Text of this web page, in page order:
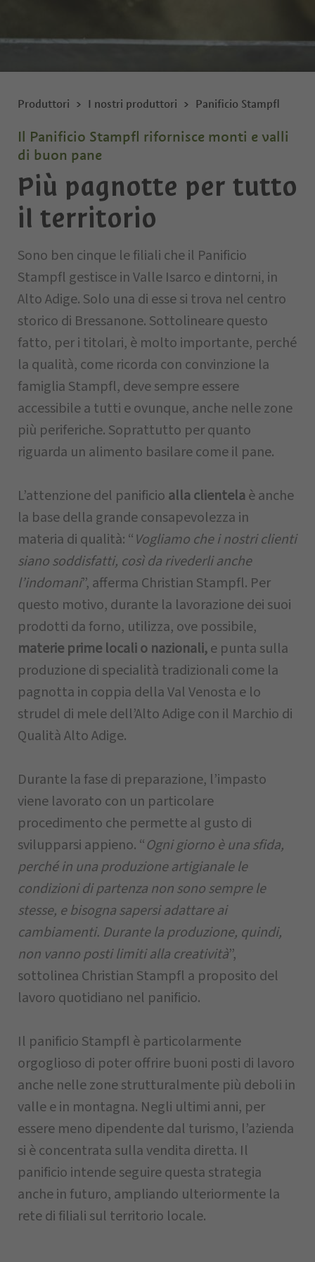
Produttori I nostri produttori Panificio Stampfl
Il Panificio Stampfl rifornisce monti e valli
di buon pane
Più pagnotte per tutto
il territorio
Sono ben cinque le filiali che il Panificio
Stampfl gestisce in Valle Isarco e dintorni, in
Alto Adige. Solo una di esse si trova nel centro
storico di Bressanone. Sottolineare questo
fatto, per i titolari, è molto importante, perché
la qualità, come ricorda con convinzione la
famiglia Stampfl, deve sempre essere
accessibile a tutti e ovunque, anche nelle zone
più periferiche. Soprattutto per quanto
riguarda un alimento basilare come il pane.
L’attenzione del panificio alla clientela è anche
la base della grande consapevolezza in
materia di qualità: “Vogliamo che i nostri clienti
siano soddisfatti, così da rivederli anche
l’indomani”, afferma Christian Stampfl. Per
questo motivo, durante la lavorazione dei suoi
prodotti da forno, utilizza, ove possibile,
materie prime locali o nazionali,e punta sulla
produzione di specialità tradizionali come la
pagnotta in coppia della Val Venosta e lo
strudel di mele dell’Alto Adige con il Marchio di
Qualità Alto Adige.
Durante la fase di preparazione, l’impasto
viene lavorato con un particolare
procedimento che permette al gusto di
svilupparsi appieno. “Ogni giorno è una sfida,
perché in una produzione artigianale le
condizioni di partenza non sono sempre le
stesse, e bisogna sapersi adattare ai
cambiamenti. Durante la produzione, quindi,
non vanno posti limiti alla creatività”,
sottolinea Christian Stampfl a proposito del
lavoro quotidiano nel panificio.
Il panificio Stampfl è particolarmente
orgoglioso di poter offrire buoni posti di lavoro
anche nelle zone strutturalmente più deboli in
valle e in montagna. Negli ultimi anni, per
essere meno dipendente dal turismo, l’azienda
si è concentrata sulla vendita diretta. Il
panificio intende seguire questa strategia
anche in futuro, ampliando ulteriormente la
rete di filiali sul territorio locale.